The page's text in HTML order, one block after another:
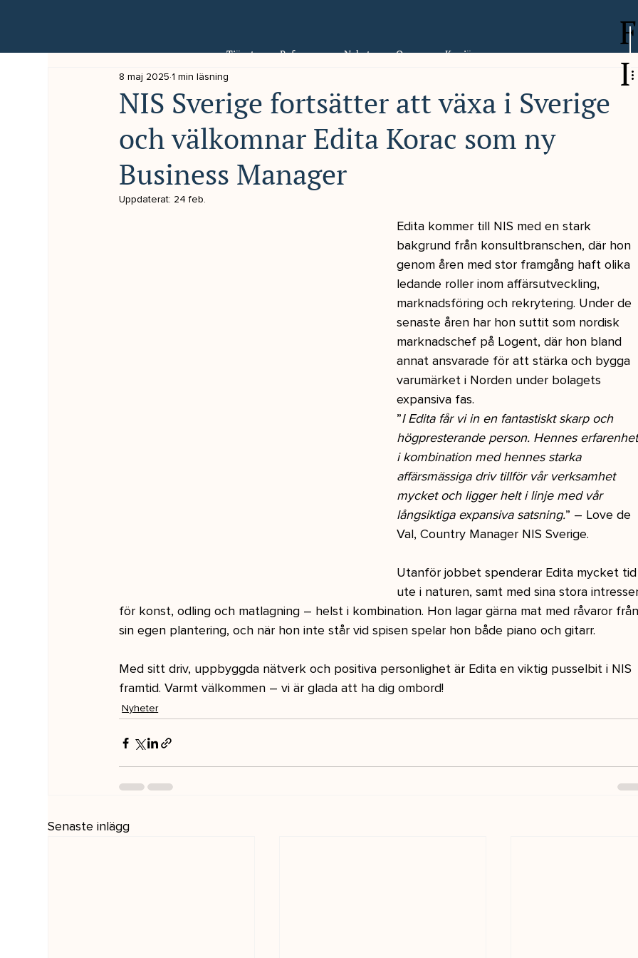
Tjänster Referenser Nyheter Om oss Karriär
F
I
NIS Sverige fortsätter att växa i Sverige
och välkomnar Edita Korac som ny
Business Manager
8 maj 2025 1 min läsning
Uppdaterat: 24 feb.
Edita kommer till NIS med en stark
bakgrund från konsultbranschen, där hon
genom åren med stor framgång haft olika
ledande roller inom affärsutveckling,
marknadsföring och rekrytering. Under de
senaste åren har hon suttit som nordisk
marknadschef på Logent, där hon bland
annat ansvarade för att stärka och bygga
varumärket i Norden under bolagets
expansiva fas.
”I Edita får vi in en fantastiskt skarp och
högpresterande person. Hennes
i kombination med hennes starka
affärsmässiga driv tillför vår verksamhet
mycket och ligger helt i linje med vår
långsiktiga expansiva satsning.” – Love de
Val, Country Manager NIS Sverige.
Utanför jobbet spenderar Edita mycket tid
ute i naturen, samt med sina stora
för konst, odling och matlagning – helst i kombination. Hon lagar gärna mat med råvaror från
sin egen plantering, och när hon inte står vid spisen spelar hon både piano och gitarr.
Med sitt driv, uppbyggda nätverk och positiva personlighet är Edita en viktig pusselbit i NIS
framtid. Varmt välkommen – vi är glada att ha dig ombord!
Nyheter
Senaste inlägg